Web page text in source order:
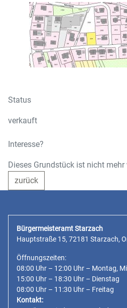
Status
verkauft
Interesse?
Dieses Grundstück ist nicht
zurück
Bürgermeisteramt Starzach
Hauptstraße 15, 72181 Starzach,
Öffnungszeiten:
08:00 Uhr – 12:00 Uhr – Montag,
15:00 Uhr – 18:30 Uhr – Dienstag
08:00 Uhr – 11:30 Uhr – Freitag
Kontakt: